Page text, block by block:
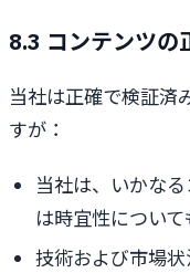
8.3 コンテンツの
当社は正確で検証済
すが：
当社は、いかな
は時宜性につい
技術および市場